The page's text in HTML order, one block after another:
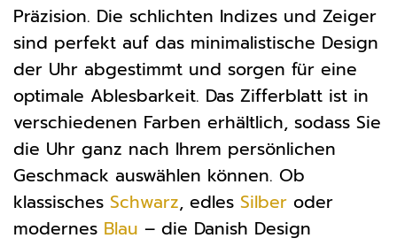
Präzision. Die schlichten Indizes und Zeiger
sind perfekt auf das minimalistische Design
der Uhr abgestimmt und sorgen für eine
optimale Ablesbarkeit. Das Zifferblatt ist in
verschiedenen Farben erhältlich, sodass Sie
die Uhr ganz nach Ihrem persönlichen
Geschmack auswählen können. Ob
klassisches Schwarz, edles Silber oder
modernes Blau – die Danish Design